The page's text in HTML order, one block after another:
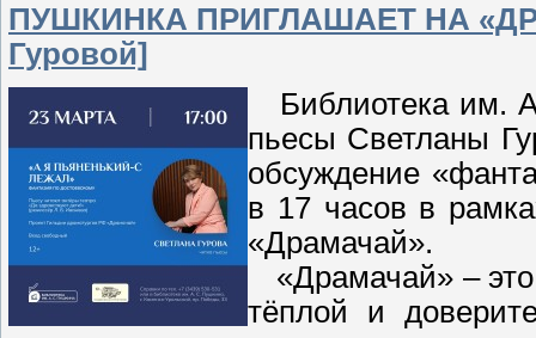
ПУШКИНКА ПРИГЛАШАЕТ НА
Гуровой]
Библиотека им.
пьесы Светланы
обсуждение
в 17 часов в
«Драмачай».
«Драмачай» – это
тёплой и